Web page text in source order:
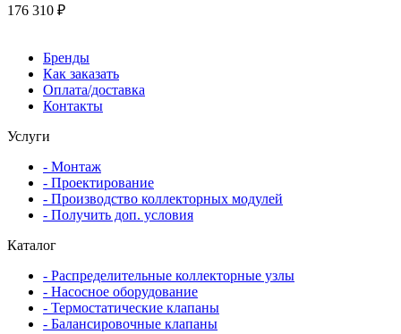
176 310 ₽
Бренды
Как заказать
Оплата/доставка
Контакты
Услуги
- Монтаж
- Проектирование
- Производство коллекторных модулей
- Получить доп. условия
Каталог
- Распределительные коллекторные узлы
- Насосное оборудование
- Термостатические клапаны
- Балансировочные клапаны